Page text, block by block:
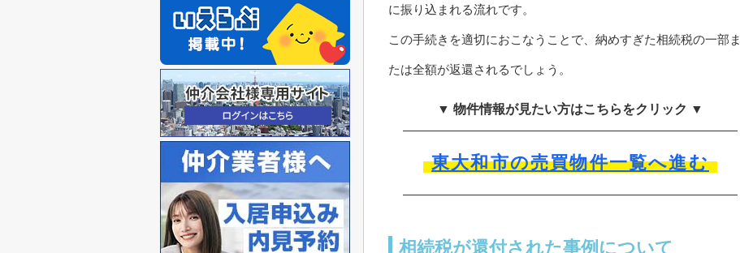
に振り込まれる流れです。
この手続きを適切におこなうことで、納めすぎた相続税の一部ま
たは全額が返還されるでしょう。
▼ 物件情報が見たい方はこちらをクリック ▼
東大和市の売買物件一覧へ進む
相続税が還付された事例について